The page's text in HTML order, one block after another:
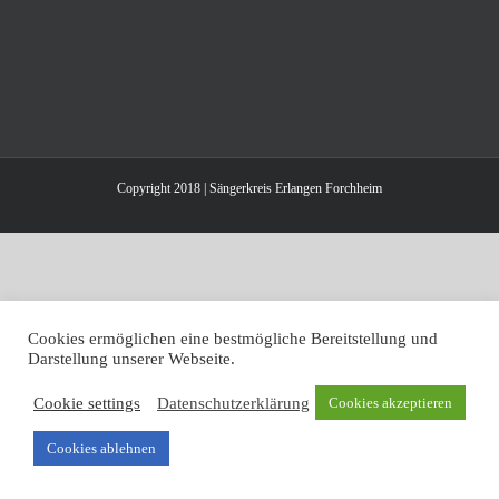
Copyright 2018 | Sängerkreis Erlangen Forchheim
Cookies ermöglichen eine bestmögliche Bereitstellung und
Darstellung unserer Webseite.
Cookie settings Datenschutzerklärung Cookies akzeptieren
Cookies ablehnen